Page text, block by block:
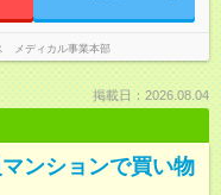
メディカル事業本部
掲載日：2026.08.04
ンションで買い物